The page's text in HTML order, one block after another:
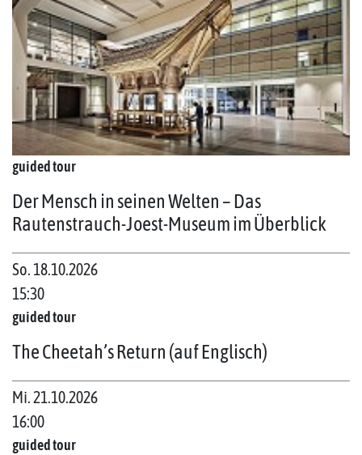
guided tour
Der Mensch in seinen Welten – Das
Rautenstrauch-Joest-Museum im Überblick
So. 18.10.2026
15:30
guided tour
The Cheetah’s Return (auf Englisch)
Mi. 21.10.2026
16:00
guided tour